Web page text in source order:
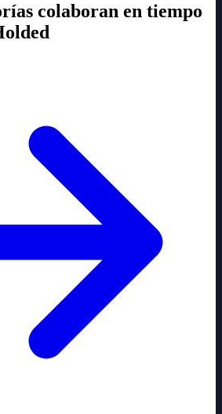
colaboran en tiempo